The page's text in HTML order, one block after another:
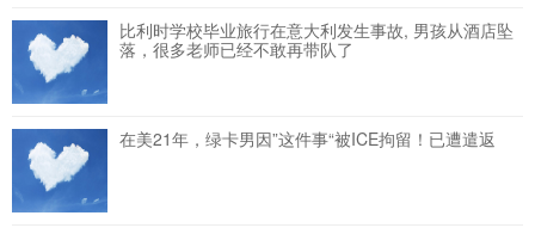
比利时学校毕业旅行在意大利发生事故, 男孩从酒店坠
落，很多老师已经不敢再带队了
在美21年，绿卡男因”这件事“被ICE拘留！已遭遣返